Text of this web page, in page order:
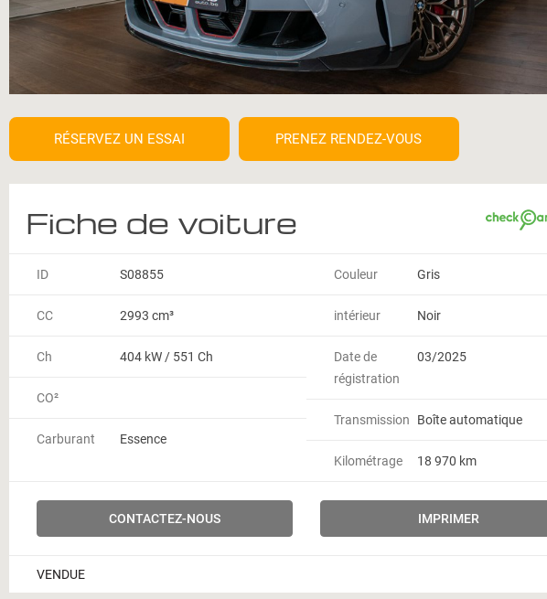
RÉSERVEZ UN ESSAI PRENEZ RENDEZ-VOUS
Fiche de voiture
ID S08855
CC 2993 cm³
Ch 404 kW / 551 Ch
CO²
Carburant Essence
Couleur Gris
intérieur Noir
Date de
régistration
03/2025
Transmission Boîte automatique
Kilométrage 18 970 km
CONTACTEZ-NOUS IMPRIMER
VENDUE